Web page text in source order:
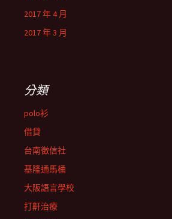
2017 年 4 月
2017 年 3 月
分類
polo衫
借貸
台南徵信社
基隆通馬桶
大阪語言學校
打鼾治療